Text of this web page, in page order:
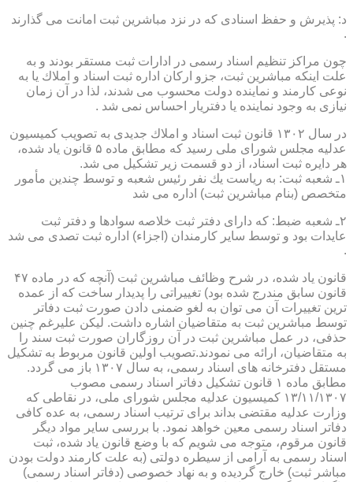
د: پذیرش و حفظ اسنادی كه در نزد مباشرین ثبت امانت می گذارند
.
چون مراكز تنظیم اسناد رسمی در ادارات ثبت مستقر بودند و به
علت اینكه مباشرین ثبت، جزو اركان اداره ثبت اسناد و املاك یا به
نوعی كارمند و نماینده دولت محسوب می شدند، لذا در آن زمان
نیازی به وجود نماینده یا دفتریار احساس نمی شد .
در سال ۱۳۰۲ قانون ثبت اسناد و املاك جدیدی به تصویب كمیسیون
عدلیه مجلس شورای ملی رسید كه مطابق ماده ۵ قانون یاد شده،
هر دایره ثبت اسناد، از دو قسمت زیر تشكیل می شد.
۱ـ شعبه ثبت: به ریاست یك نفر رئیس شعبه و توسط چندین مأمور
متخصص (بنام مباشرین ثبت) اداره می شد
۲ـ شعبه ضبط: كه دارای دفتر ثبت خلاصه سوادها و دفتر ثبت
عایدات بود و توسط سایر كارمندان (اجزاء) اداره ثبت تصدی می شد
.
قانون یاد شده، در شرح وظائف مباشرین ثبت (آنچه كه در ماده ۴۷
قانون سابق مندرج شده بود) تغییراتی را پدیدار ساخت كه از عمده
ترین تغییرات آن می توان به لغو ضمنی دادن صورت ثبت دفاتر
توسط مباشرین ثبت به متقاضیان اشاره داشت. لیكن علیرغم چنین
حذفی، در عمل مباشرین ثبت در آن روزگاران صورت ثبت سند را
به متقاضیان، ارائه می نمودند.تصویب اولین قانون مربوط به تشكیل
مستقل دفترخانه های اسناد رسمی، به سال ۱۳۰۷ باز می گردد.
مطابق ماده ۱ قانون تشكیل دفاتر اسناد رسمی مصوب
۱۳/۱۱/۱۳۰۷ كمیسیون عدلیه مجلس شورای ملی، در نقاطی كه
وزارت عدلیه مقتضی بداند برای ترتیب اسناد رسمی، به عده كافی
دفاتر اسناد رسمی معین خواهد نمود. با بررسی سایر مواد دیگر
قانون مرقوم، متوجه می شویم كه با وضع قانون یاد شده، ثبت
اسناد رسمی به آرامی از سیطره دولتی (به علت كارمند دولت بودن
مباشر ثبت) خارج گردیده و به نهاد خصوصی (دفاتر اسناد رسمی)